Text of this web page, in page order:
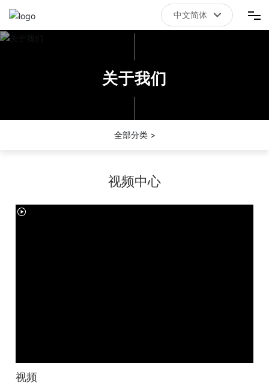
拼搏体育（China）有限责任公司官网
关于我们
中文简体
关于我们
全部分类 >
视频中心
视频